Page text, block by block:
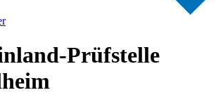
Prüfstelle